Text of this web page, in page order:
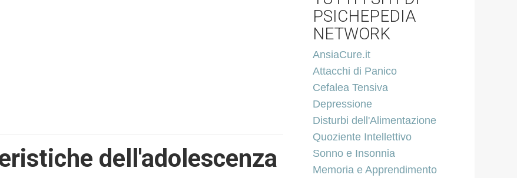
dell'adolescenza
PSICHEPEDIA
NETWORK
AnsiaCure.it
Attacchi di Panico
Cefalea Tensiva
Depressione
Disturbi dell'Alimentazione
Quoziente Intellettivo
Sonno e Insonnia
Memoria e Apprendimento